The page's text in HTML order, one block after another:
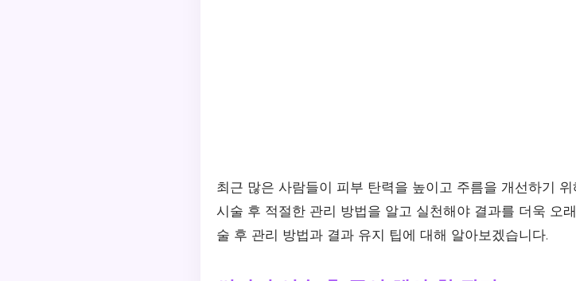
최근 많은 사람들이 피부 탄력을 높이고 주름을 개선하기 위
시술 후 적절한 관리 방법을 알고 실천해야 결과를 더욱 오
술 후 관리 방법과 결과 유지 팁에 대해 알아보겠습니다.